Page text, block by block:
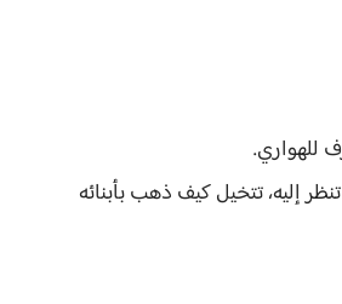
للهواري.
إليه، تتخيل كيف ذهب بأبنائه